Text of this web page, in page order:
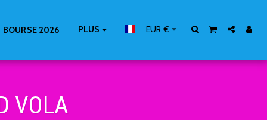
BOURSE 2026 PLUS EUR €
VOLA